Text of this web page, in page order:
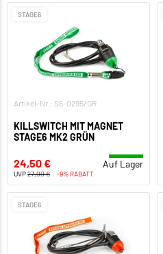
STAGE6
Artikel-Nr.: S6-0295/GR
KILLSWITCH MIT MAGNET
STAGE6 MK2 GRÜN
24,50 € Auf Lager
UVP27,00 € -9% RABATT
STAGE6